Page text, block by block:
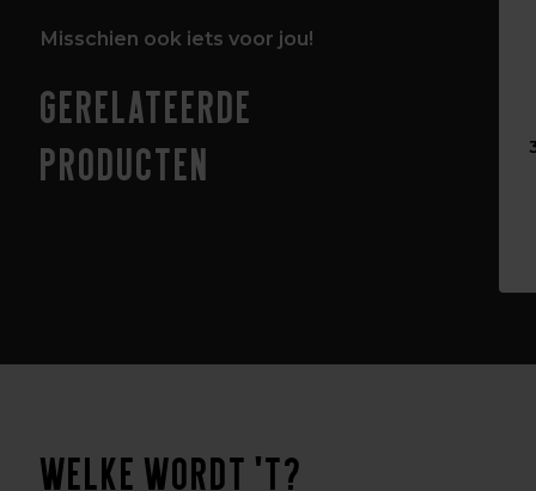
Misschien ook iets voor jou!
Gerelateerde
producten
Welke wordt 't?